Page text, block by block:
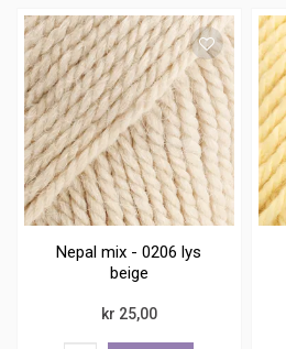
Nepal mix - 0206 lys
beige
kr 25,00